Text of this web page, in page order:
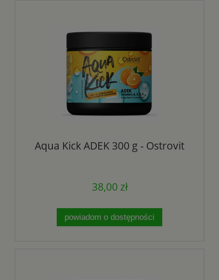
Aqua Kick ADEK 300 g - Ostrovit
38,00 zł
powiadom o dostępności